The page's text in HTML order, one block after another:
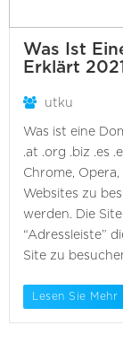
Was Ist
Erklärt 2021
utku
Was ist eine
.at .org .biz .es
Chrome,
Websites zu
werden. Die
“Adressleiste”
Site zu
Lesen Sie Mehr